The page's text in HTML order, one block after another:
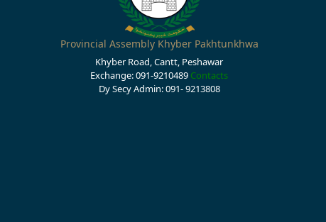
Provincial Assembly Khyber Pakhtunkhwa
Khyber Road, Cantt, Peshawar
Exchange: 091-9210489 Contacts
Dy Secy Admin: 091- 9213808